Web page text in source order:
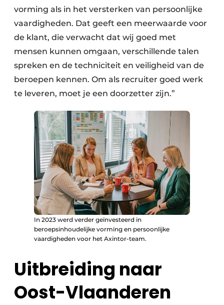
vorming als in het versterken van persoonlijke
vaardigheden. Dat geeft een meerwaarde voor
de klant, die verwacht dat wij goed met
mensen kunnen omgaan, verschillende talen
spreken en de techniciteit en veiligheid van de
beroepen kennen. Om als recruiter goed werk
te leveren, moet je een doorzetter zijn.”
In 2023 werd verder geïnvesteerd in
beroepsinhoudelijke vorming en persoonlijke
vaardigheden voor het Axintor-team.
Uitbreiding naar
Oost-Vlaanderen